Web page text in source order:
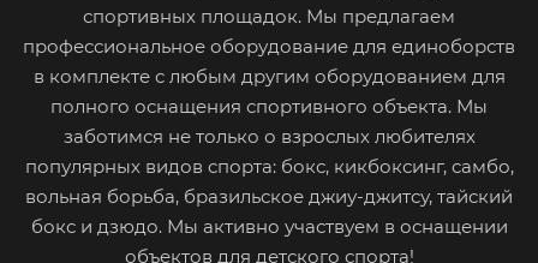
спортивных площадок. Мы предлагаем
профессиональное оборудование для единоборств
в комплекте с любым другим оборудованием для
полного оснащения спортивного объекта. Мы
заботимся не только о взрослых любителях
популярных видов спорта: бокс, кикбоксинг, самбо,
вольная борьба, бразильское джиу-джитсу, тайский
бокс и дзюдо. Мы активно участвуем в оснащении
объектов для детского спорта!